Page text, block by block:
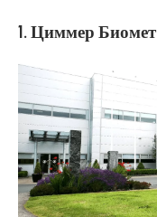
1. Циммер Биомет